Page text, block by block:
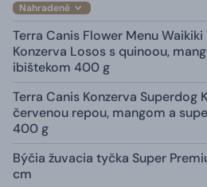
Nahradené
Terra Canis Flower Menu
Konzerva Losos s quinoou,
ibištekom 400 g
Terra Canis Konzerva Superdog
červenou repou, mangom a
400 g
Býčia žuvacia tyčka Super
cm